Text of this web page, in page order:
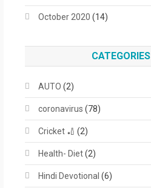
October 2020 (14)
CATEGORIES
AUTO (2)
coronavirus (78)
Cricket 🏏 (2)
Health- Diet(2)
Hindi Devotional (6)